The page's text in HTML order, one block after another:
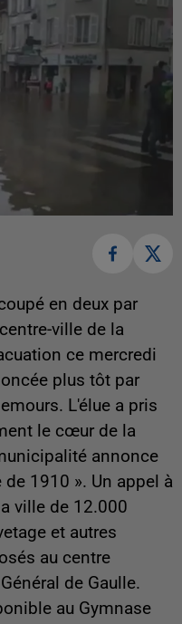
en deux par
ville de la
ce mercredi
plus tôt par
L'élue a pris
le cœur de la
annonce
1910 ». Un appel à
ville de 12.000
et autres
au centre
de Gaulle.
au Gymnase